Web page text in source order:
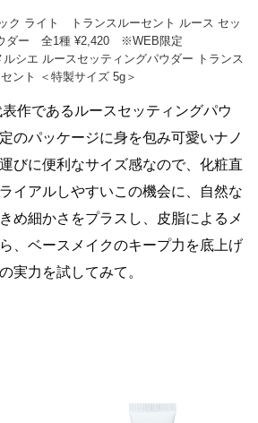
ク ライト トランスルーセント ルース セッ
ダー 全1種 ¥2,420 ※WEB限定
ルシエ ルースセッティングパウダー トランス
ント ＜特製サイズ 5g＞
作であるルースセッティングパウ
のパッケージに身を包み可愛いナノ
びに便利なサイズ感なので、化粧直
イアルしやすいこの機会に、自然な
め細かさをプラスし、皮脂によるメ
、ベースメイクのキープ力を底上げ
実力を試してみて。